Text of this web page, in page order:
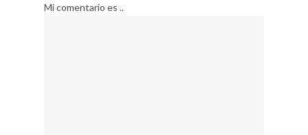
Mi comentario es ..